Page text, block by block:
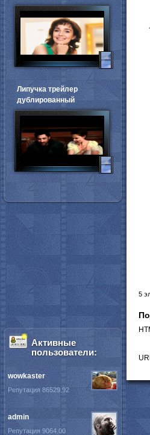
5
Липучка трейлер
дублированный
Активные
пользователи:
wowkaster
Репутация 86529.92
admin
Репутация 9064.00